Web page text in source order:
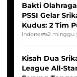
Bakti
PSSI Gelar
Kudus: 2 Tim
Tim Asia
Indonesia2 minggu
Kisah Dua
League All-